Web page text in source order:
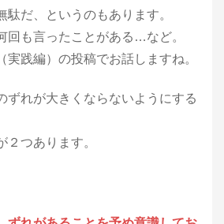
駄だ、というのもあります。
回も言ったことがある…など。
践編）の投稿でお話しますね。
ずれが大きくならないようにする
２つあります。